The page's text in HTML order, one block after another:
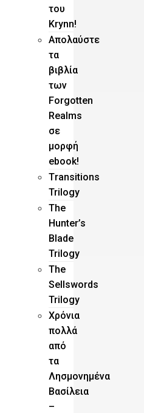
του
Krynn!
Απολαύστε
τα
βιβλία
των
Forgotten
Realms
σε
μορφή
ebook!
Τransitions
Trilogy
The
Hunter’s
Blade
Trilogy
Τhe
Sellswords
Trilogy
Χρόνια
πολλά
από
τα
Λησμονημένα
Βασίλεια
–